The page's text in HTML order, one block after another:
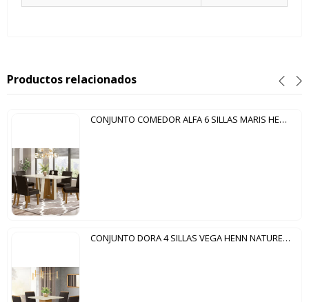
Productos relacionados
CONJUNTO COMEDOR ALFA 6 SILLAS MARIS HENN NATURE|OFF WHITE|MARRON
CONJUNTO DORA 4 SILLAS VEGA HENN NATURE|OFF WHITE|MARRON